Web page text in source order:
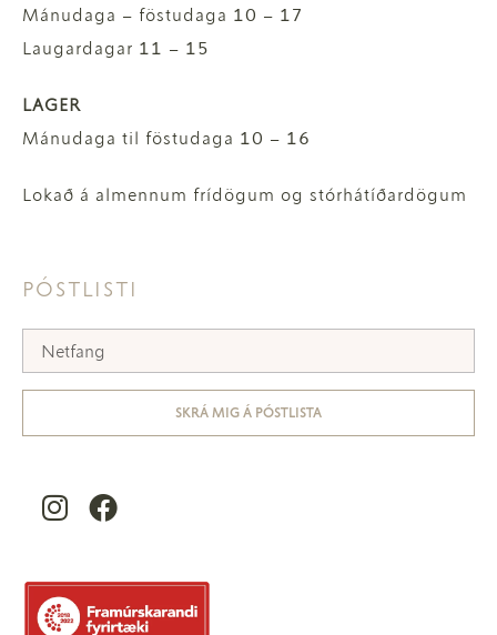
Mánudaga – föstudaga 10 – 17
Laugardagar 11 – 15
LAGER
Mánudaga til föstudaga 10 – 16
Lokað á almennum frídögum og stórhátíðardögum
PÓSTLISTI
SKRÁ MIG Á PÓSTLISTA